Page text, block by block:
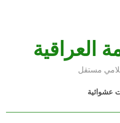
العراقية
مستقل
عشوائية